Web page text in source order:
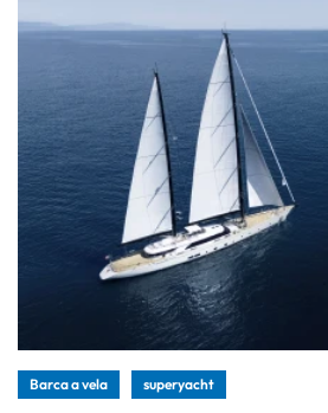
Barca a vela superyacht